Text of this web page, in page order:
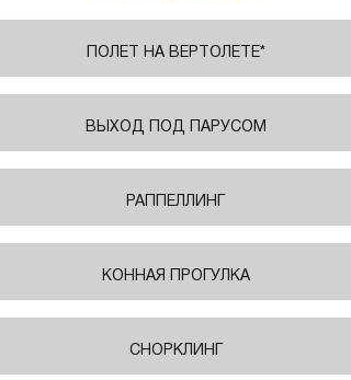
ПОЛЕТ НА ВЕРТОЛЕТЕ*
ВЫХОД ПОД ПАРУСОМ
РАППЕЛЛИНГ
КОННАЯ ПРОГУЛКА
СНОРКЛИНГ